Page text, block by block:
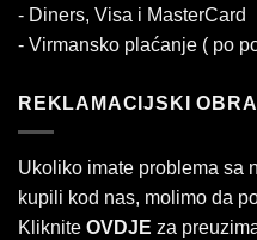
- Diners, Visa i MasterCard
- Virmansko plaćanje ( po
REKLAMACIJSKI
Ukoliko imate problema sa
kupili kod nas, molimo da
Kliknite OVDJE za